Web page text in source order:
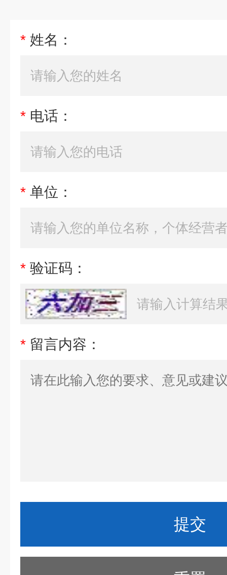
* 姓名：
* 电话：
* 单位：
* 验证码：
* 留言内容：